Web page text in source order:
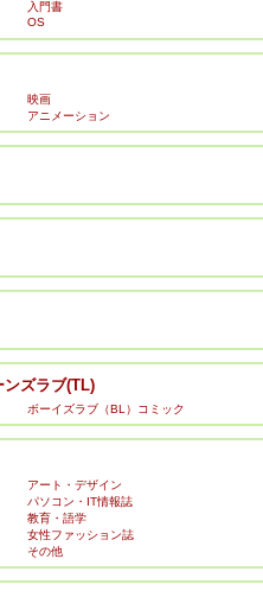
入門書
OS
映画
アニメーション
ズラブ(TL)
ボーイズラブ（BL）コミック
アート・デザイン
パソコン・IT情報誌
教育・語学
女性ファッション誌
その他